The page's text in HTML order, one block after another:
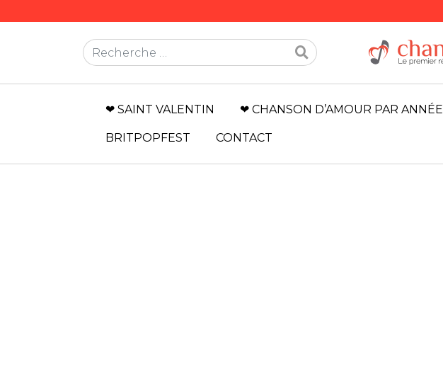
Rechercher
❤ SAINT VALENTIN ❤ CHANSON D’AMOUR PAR ANNÉE
BRITPOPFEST CONTACT